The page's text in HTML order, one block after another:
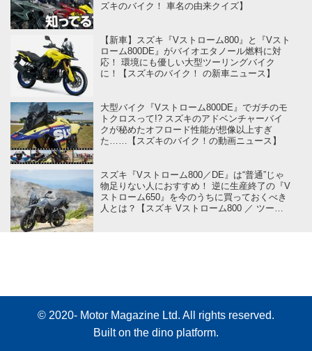
ズキのバイク！ 車名の由来クイズ】
【新車】スズキ『Vストローム800』と『Vスト
ローム800DE』がバイオエタノール燃料に対
応！ 環境にも優しい大型ツーリングバイク
に！【スズキのバイク！ の新車ニュース】
大型バイク『Vストローム800DE』でガチのモ
トクロスって!? スズキのアドベンチャーバイ
クが秘めたオフロード性能が想像以上すぎ
た……【スズキのバイク！の動画ニュース】
スズキ『Vストローム800／DE』は“普通”じゃ
物足りない人におすすめ！ 逆に生産終了の『V
ストローム650』を今のうちに買っておくべき
人とは？【スズキ Vストローム800 ／ ツーリ
© 2020- Motor Magazine Ltd. All rights reserved.
Built on the dino platform.